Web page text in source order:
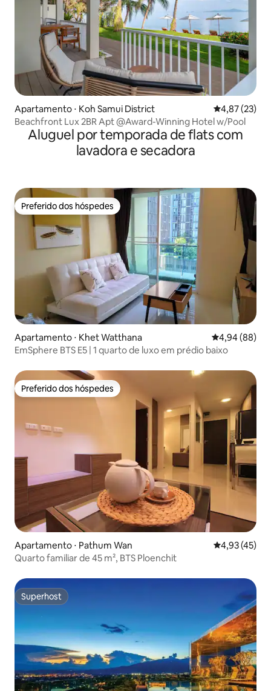
Apartamento ⋅ Koh Samui District 4,87 de uma
4,87 (23)
Beachfront Lux 2BR Apt @Award-Winning Hotel w/Pool
Aluguel por temporada de flats com
lavadora e secadora
Preferido dos hóspedes
Preferido dos hóspedes
Apartamento ⋅ Khet Watthana 4,94 de uma
4,94 (88)
EmSphere BTS E5 | 1 quarto de luxo em prédio baixo
Preferido dos hóspedes
Preferido dos hóspedes
Apartamento ⋅ Pathum Wan 4,93 de uma
4,93 (45)
Quarto familiar de 45 m², BTS Ploenchit
Superhost
Superhost